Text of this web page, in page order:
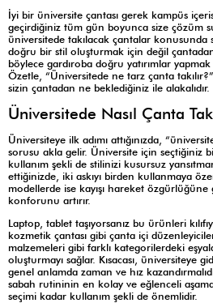
İyi bir üniversite çantası gerek kampüs
geçirdiğiniz tüm gün boyunca size çözüm
üniversitede takılacak çantalar konusunda
doğru bir stil oluşturmak için değil
böylece gardıroba doğru yatırımlar yapmak
Özetle, “Üniversitede ne tarz çanta
sizin çantadan ne beklediğiniz ile alakalıdır.
Üniversitede Nasıl Çanta
Üniversiteye ilk adımı attığınızda,
sorusu akla gelir. Üniversite için seçtiğiniz
kullanım şekli de stilinizi kusursuz
ettiğinizde, iki askıyı birden kullanmaya
modellerde ise kayışı hareket
konforunu artırır.
Laptop, tablet taşıyorsanız bu ürünleri
kozmetik çantası gibi çanta içi
malzemeleri gibi farklı kategorilerdeki
oluşturmayı sağlar. Kısacası, üniversiteye
genel anlamda zaman ve hız
sabah rutininin en kolay ve eğlenceli
seçimi kadar kullanım şekli de önemlidir.